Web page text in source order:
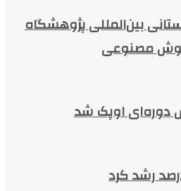
بین‌المللی پژوهشگاه
مصنوعی
دوره‌ای اوپک شد